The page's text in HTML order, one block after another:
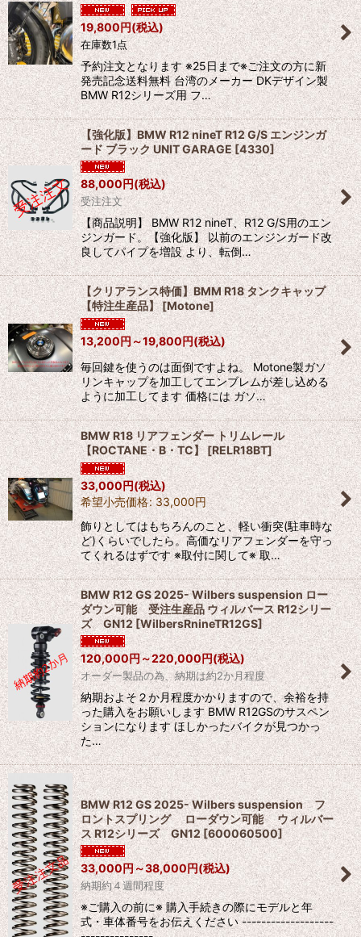
19,800円(税込)
在庫数1点
予約注文となります ※25日まで※ご注文の方に新
発売記念送料無料 台湾のメーカー DKデザイン製
BMW R12シリーズ用 フ…
【強化版】BMW R12 nineT R12 G/S エンジンガ
ード ブラック UNIT GARAGE[4330]
88,000円(税込)
受注注文
【商品説明】 BMW R12 nineT、R12 G/S用のエン
ジンガード。【強化版】 以前のエンジンガード改
良してパイプを増設 より、転倒…
【クリアランス特価】BMM R18 タンクキャップ
【特注生産品】 [Motone]
13,200円～19,800円(税込)
毎回鍵を使うのは面倒ですよね。 Motone製ガソ
リンキャップを加工してエンブレムが差し込める
ように加工してます 価格には ガソ…
BMW R18 リアフェンダー トリムレール
【ROCTANE・B・TC】 [RELR18BT]
33,000円(税込)
希望小売価格: 33,000円
飾りとしてはもちろんのこと、軽い衝突(駐車時な
ど)くらいでしたら。高価なリアフェンダーを守っ
てくれるはずです ※取付に関して※ 取…
BMW R12 GS 2025- Wilbers suspension ロー
ダウン可能 受注生産品 ウィルバース R12シリー
ズ GN12 [WilbersRnineTR12GS]
120,000円～220,000円(税込)
オーダー製品の為、納期は約2か月程度
納期およそ２か月程度かかりますので、余裕を持
った購入をお願いします BMW R12GSのサスペン
ションになります ほしかったバイクが見つかっ
た…
BMW R12 GS 2025- Wilbers suspension フ
ロントスプリング ローダウン可能 ウィルバー
ス R12シリーズ GN12[600060500]
33,000円～38,000円(税込)
納期約４週間程度
※ご購入の前に※ 購入手続きの際にモデルと年
式・車体番号をお伝えください -------------------